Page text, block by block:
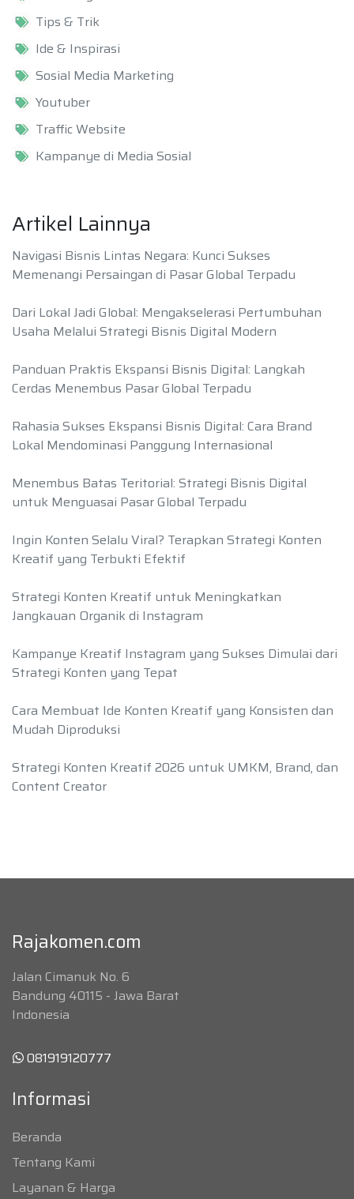
Tips & Trik
Ide & Inspirasi
Sosial Media Marketing
Youtuber
Traffic Website
Kampanye di Media Sosial
Artikel Lainnya
Navigasi Bisnis Lintas Negara: Kunci Sukses
Memenangi Persaingan di Pasar Global Terpadu
Dari Lokal Jadi Global: Mengakselerasi Pertumbuhan
Usaha Melalui Strategi Bisnis Digital Modern
Panduan Praktis Ekspansi Bisnis Digital: Langkah
Cerdas Menembus Pasar Global Terpadu
Rahasia Sukses Ekspansi Bisnis Digital: Cara Brand
Lokal Mendominasi Panggung Internasional
Menembus Batas Teritorial: Strategi Bisnis Digital
untuk Menguasai Pasar Global Terpadu
Ingin Konten Selalu Viral? Terapkan Strategi Konten
Kreatif yang Terbukti Efektif
Strategi Konten Kreatif untuk Meningkatkan
Jangkauan Organik di Instagram
Kampanye Kreatif Instagram yang Sukses Dimulai dari
Strategi Konten yang Tepat
Cara Membuat Ide Konten Kreatif yang Konsisten dan
Mudah Diproduksi
Strategi Konten Kreatif 2026 untuk UMKM, Brand, dan
Content Creator
Rajakomen.com
Jalan Cimanuk No. 6
Bandung 40115 - Jawa Barat
Indonesia
081919120777
Informasi
Beranda
Tentang Kami
Layanan & Harga